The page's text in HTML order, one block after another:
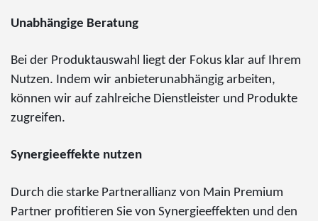
Unabhängige Beratung
Bei der Produktauswahl liegt der Fokus klar auf Ihrem
Nutzen. Indem wir anbieterunabhängig arbeiten,
können wir auf zahlreiche Dienstleister und Produkte
zugreifen.
Synergieeffekte nutzen
Durch die starke Partnerallianz von Main Premium
Partner profitieren Sie von Synergieeffekten und den